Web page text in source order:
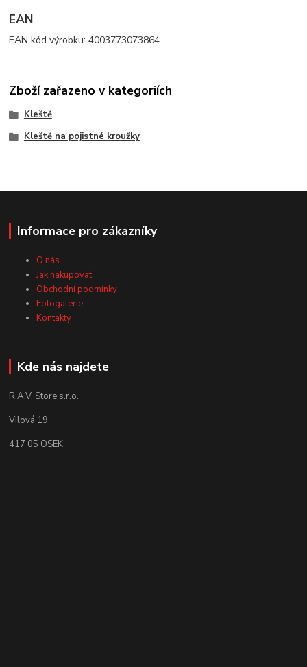
EAN
EAN kód výrobku: 4003773073864
Zboží zařazeno v kategoriích
Kleště
Kleště na pojistné kroužky
Informace pro zákazníky
O nás
Jak nakupovat
Obchodní podmínky
Fotogalerie
Kontakty
Kde nás najdete
R.A.V. Store s.r.o.
Vilová 19
417 05 OSEK